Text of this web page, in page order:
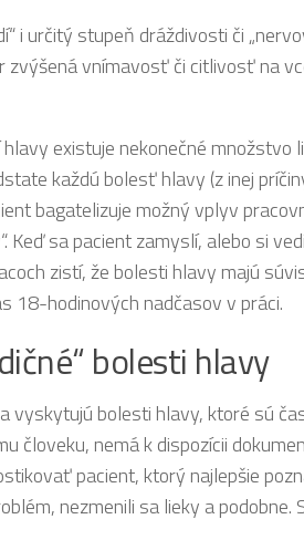
i určitý stupeň dráždivosti či
zvýšená vnímavosť či citlivosť na
existuje nekonečné
každú bolesť hlavy (z inej
bagatelizuje možný vplyv
Keď sa pacient zamyslí, alebo si
zistí, že bolesti hlavy majú
18-hodinových nadčasov v práci.
bolesti hlavy
vyskytujú bolesti hlavy, ktoré sú
človeku, nemá k dispozícii
pacient, ktorý najlepšie
nezmenili sa lieky a podobne.